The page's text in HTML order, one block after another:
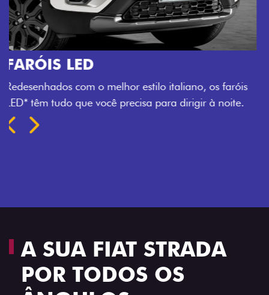
O VERDADEIRO 5 LUGARES E 4
PORTAS
Todo mundo pode viajar confortável na Fiat Strada,
que conta com cabine dupla de 5 lugares e 4 portas.
A SUA FIAT STRADA
POR TODOS OS